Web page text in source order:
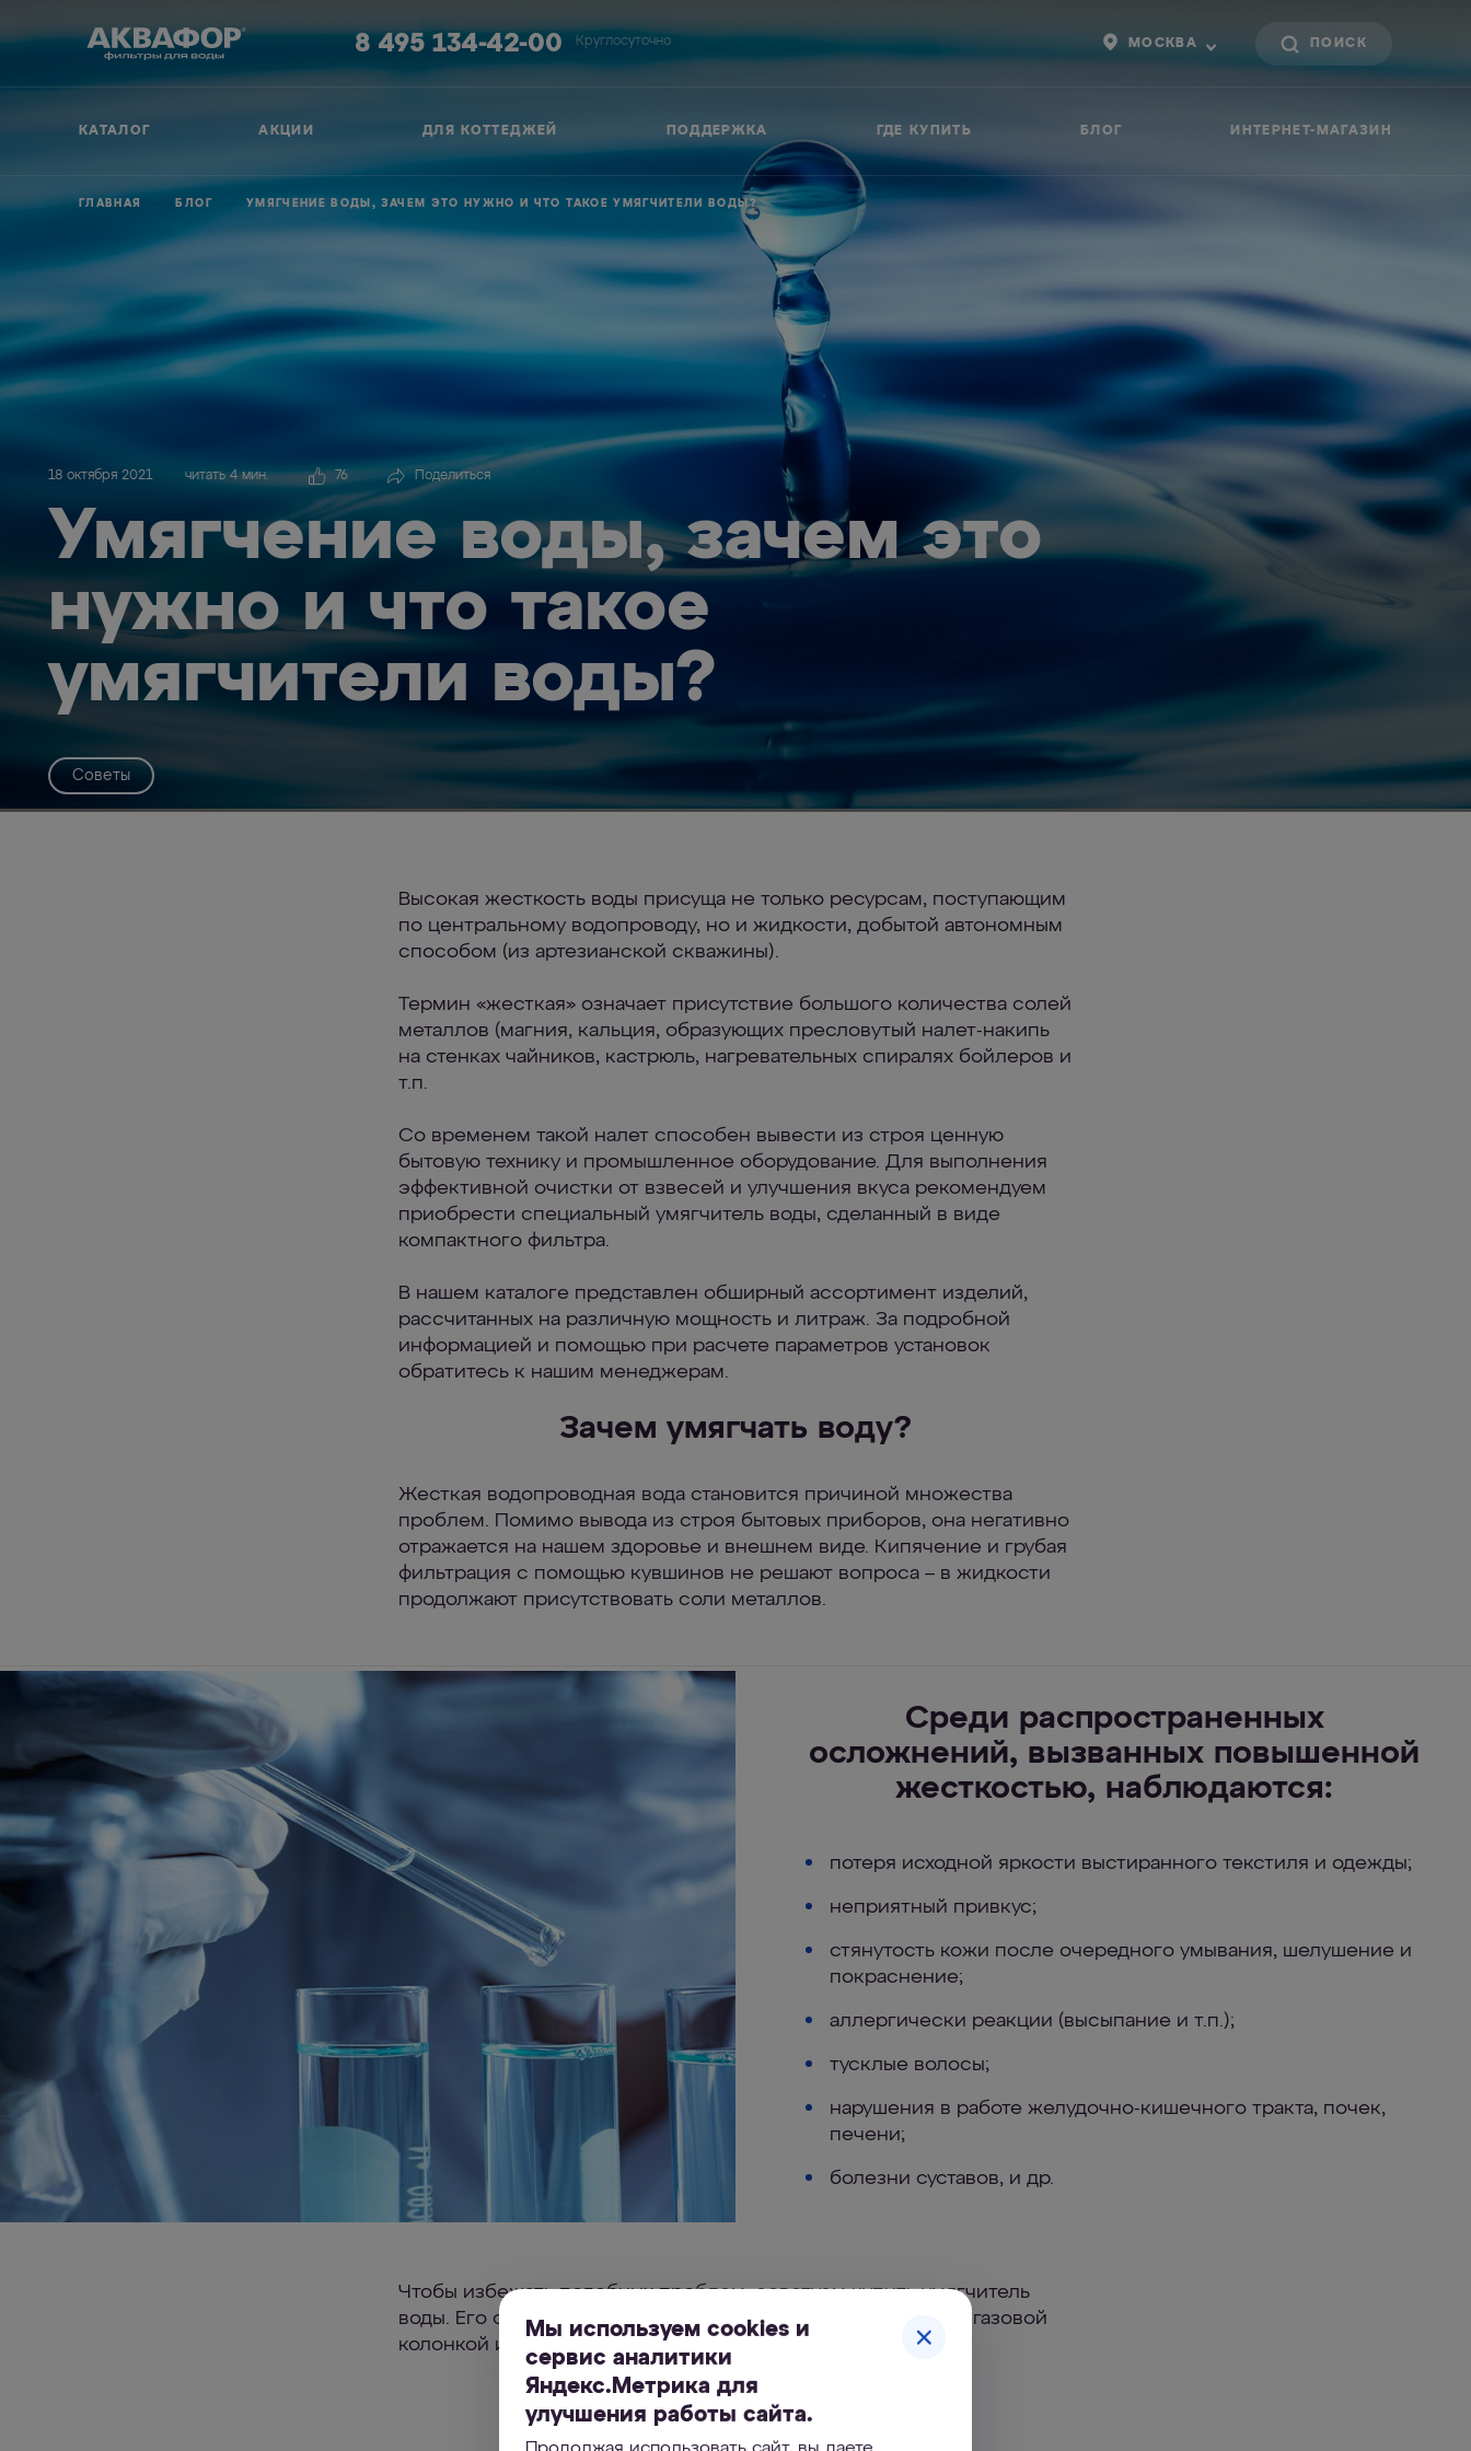
8 495 134-42-00 Круглосуточно МОСКВА
КАТАЛОГ АКЦИИ ДЛЯ КОТТЕДЖЕЙ ПОДДЕРЖКА ГДЕ КУПИТЬ БЛОГ ИНТЕРНЕТ-МАГАЗИН
ГЛАВНАЯ БЛОГ УМЯГЧЕНИЕ ВОДЫ, ЗАЧЕМ ЭТО НУЖНО И ЧТО ТАКОЕ УМЯГЧИТЕЛИ ВОДЫ?
18 октября 2021 читать 4 мин. 76 Поделиться
Умягчение воды, зачем это
нужно и что такое
умягчители воды?
Советы
Высокая жесткость воды присуща не только ресурсам, поступающим
по центральному водопроводу, но и жидкости, добытой автономным
способом (из артезианской скважины).
Термин «жесткая» означает присутствие большого количества солей
металлов (магния, кальция, образующих пресловутый налет-накипь
на стенках чайников, кастрюль, нагревательных спиралях бойлеров и
т.п.
Со временем такой налет способен вывести из строя ценную
бытовую технику и промышленное оборудование. Для выполнения
эффективной очистки от взвесей и улучшения вкуса рекомендуем
приобрести специальный умягчитель воды, сделанный в виде
компактного фильтра.
В нашем каталоге представлен обширный ассортимент изделий,
рассчитанных на различную мощность и литраж. За подробной
информацией и помощью при расчете параметров установок
обратитесь к нашим менеджерам.
Зачем умягчать воду?
Жесткая водопроводная вода становится причиной множества
проблем. Помимо вывода из строя бытовых приборов, она негативно
отражается на нашем здоровье и внешнем виде. Кипячение и грубая
фильтрация с помощью кувшинов не решают вопроса – в жидкости
продолжают присутствовать соли металлов.
Среди распространенных
осложнений, вызванных повышенной
жесткостью, наблюдаются:
потеря исходной яркости выстиранного текстиля и одежды;
неприятный привкус;
стянутость кожи после очередного умывания, шелушение и
покраснение;
аллергически реакции (высыпание и т.п.);
тусклые волосы;
нарушения в работе желудочно-кишечного тракта, почек,
печени;
болезни суставов, и др.
Чтобы избежать подобных проблем, советуем купить умягчитель
воды. Его обычно устанавливают на входе в систему, перед газовой
колонкой или электрическим водонагревателем.
Мы используем cookies и
сервис аналитики
Яндекс.Метрика для
улучшения работы сайта.